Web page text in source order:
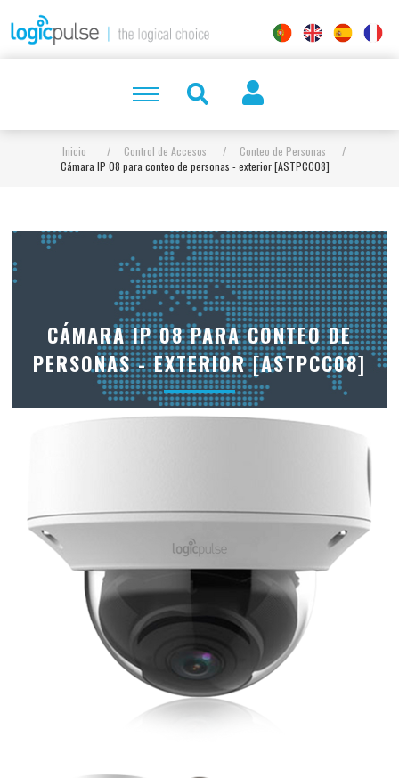
Inicio / Control de Accesos / Conteo de Personas
/
Cámara IP 08 para conteo de personas - exterior [ASTPCC08]
CÁMARA IP 08 PARA CONTEO DE
PERSONAS - EXTERIOR [ASTPCC08]